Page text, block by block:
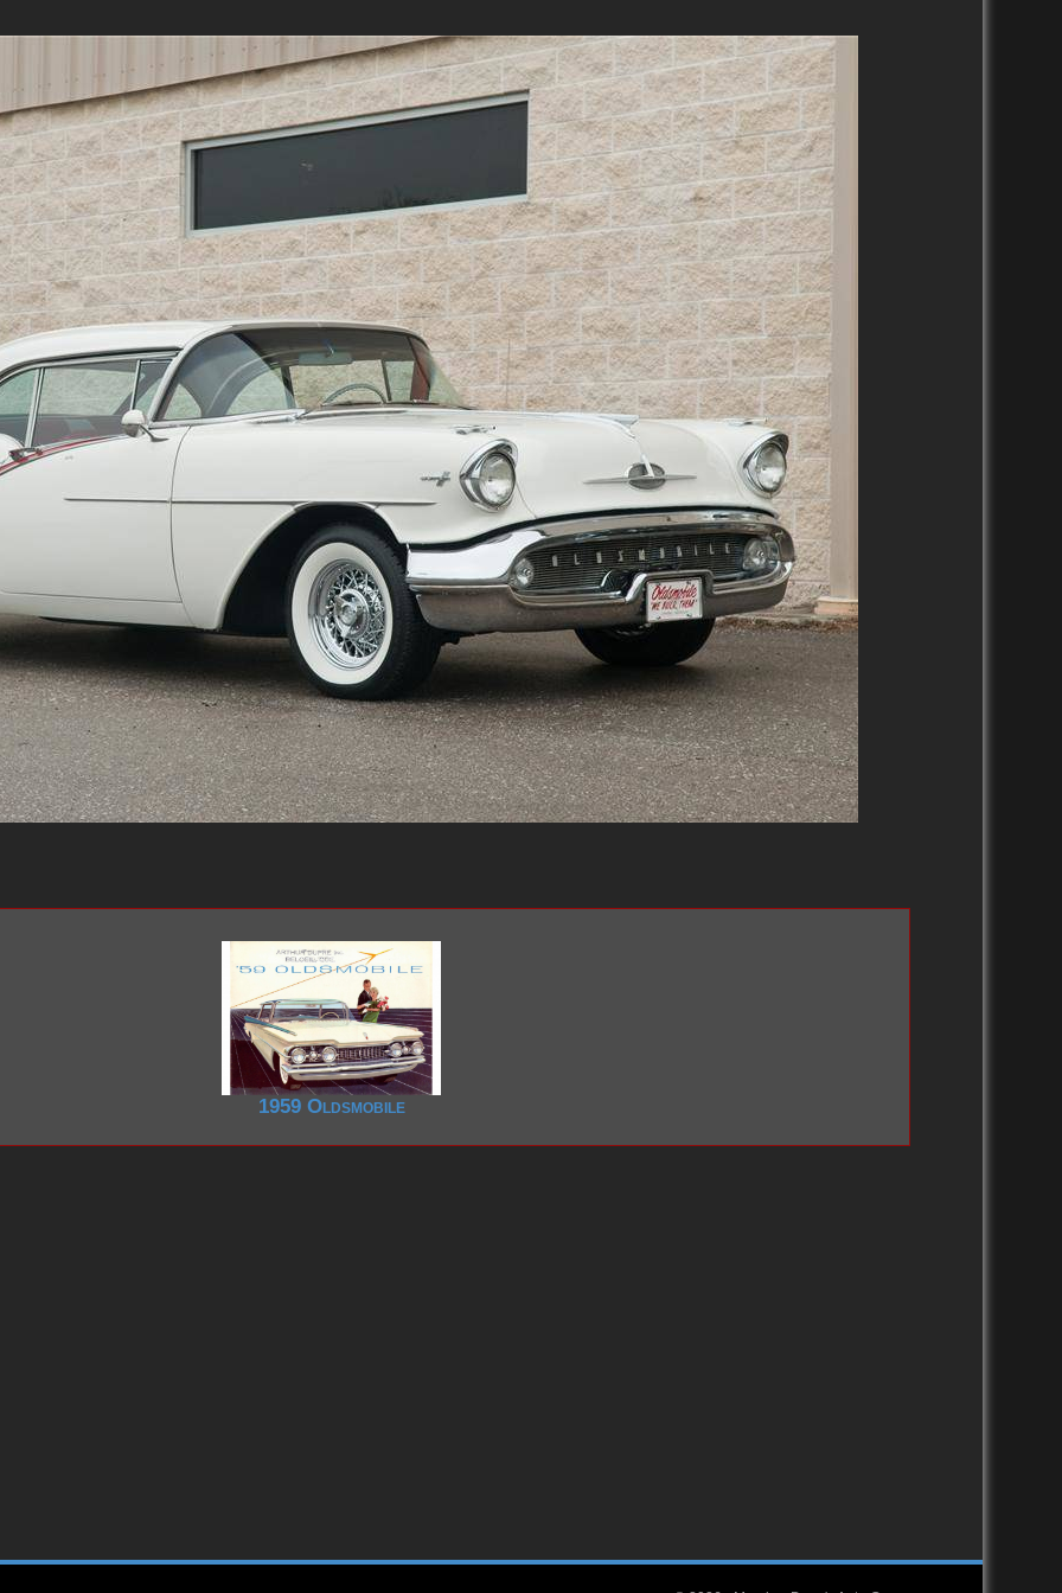
1980-1989
1970-1979
1960-1969
1950-1959
1940-1949
2000-2009
1990-1999
1980-1989
1970-1979
1940-1949
1930-1939
1920-1929
1910-1919
1904-1909
2000-2009
1990-1999
1980-1989
1970-1979
1940-1949
1930-1939
1920-1929
1910-1919
1902-1909
1980-1989
1970-1979
1960-1969
1950-1959
1940-1949
1930-1939
1920-1929
1910-1919
1901-1909
2000-2009
1990-1999
1980-1989
1970-1979
1960-1969
1950-1959
1940-1949
1930-1939
1920-1929
1911-1919
2010-2019
2000-2009
1990-1999
1980-1989
1970-1979
1960-1969
1950-1959
1920-1929
1959 Oldsmobile